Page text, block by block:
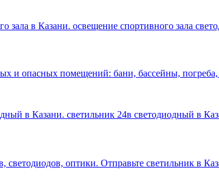
зала в Казани. освещение спортивного зала
и опасных помещений: бани, бассейны,
в Казани. светильник 24в светодиодный в
оптики. Отправьте светильник в